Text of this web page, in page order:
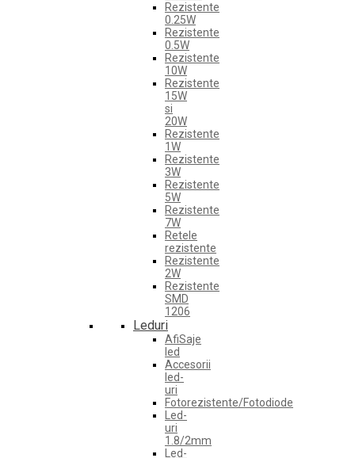
Rezistente
0.25W
Rezistente
0.5W
Rezistente
10W
Rezistente
15W
si
20W
Rezistente
1W
Rezistente
3W
Rezistente
5W
Rezistente
7W
Retele
rezistente
Rezistente
2W
Rezistente
SMD
1206
Leduri
AfiSaje
led
Accesorii
led-
uri
Fotorezistente/Fotodiode
Led-
uri
1.8/2mm
Led-